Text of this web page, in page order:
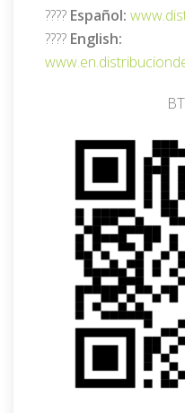
???? Español:
???? English: